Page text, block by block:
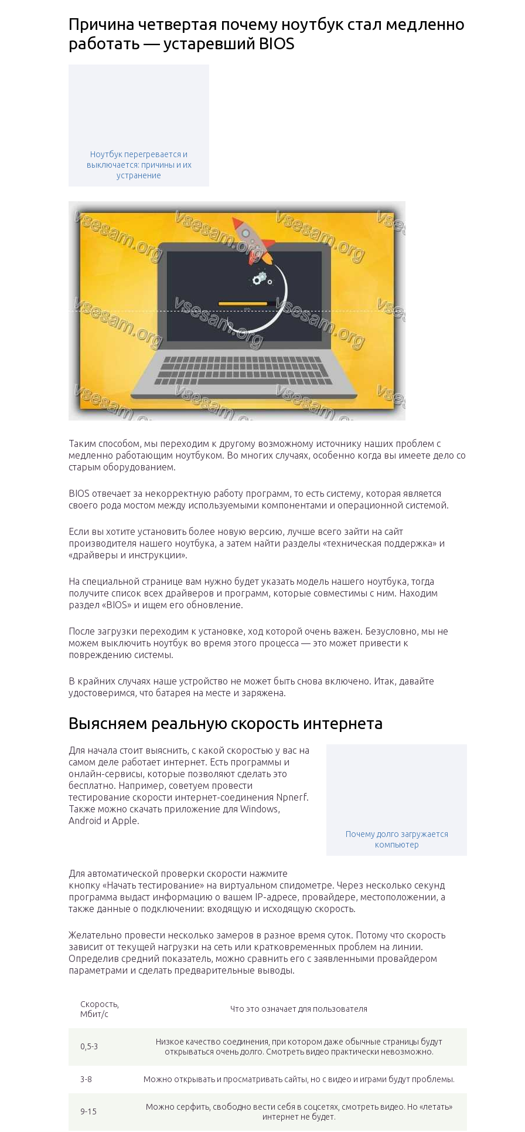
Причина четвертая почему ноутбук стал медленно
работать — устаревший BIOS
Ноутбук перегревается и
выключается: причины и их
устранение
Таким способом, мы переходим к другому возможному источнику наших проблем с
медленно работающим ноутбуком. Во многих случаях, особенно когда вы имеете дело со
старым оборудованием.
BIOS отвечает за некорректную работу программ, то есть систему, которая является
своего рода мостом между используемыми компонентами и операционной системой.
Если вы хотите установить более новую версию, лучше всего зайти на сайт
производителя нашего ноутбука, а затем найти разделы «техническая поддержка» и
«драйверы и инструкции».
На специальной странице вам нужно будет указать модель нашего ноутбука, тогда
получите список всех драйверов и программ, которые совместимы с ним. Находим
раздел «BIOS» и ищем его обновление.
После загрузки переходим к установке, ход которой очень важен. Безусловно, мы не
можем выключить ноутбук во время этого процесса — это может привести к
повреждению системы.
В крайних случаях наше устройство не может быть снова включено. Итак, давайте
удостоверимся, что батарея на месте и заряжена.
Выясняем реальную скорость интернета
Почему долго загружается
компьютер
Для начала стоит выяснить, с какой скоростью у вас на
самом деле работает интернет. Есть программы и
онлайн-сервисы, которые позволяют сделать это
бесплатно. Например, советуем провести
тестирование скорости интернет-соединения Npnerf.
Также можно скачать приложение для Windows,
Android и Apple.
Для автоматической проверки скорости нажмите
кнопку «Начать тестирование» на виртуальном спидометре. Через несколько секунд
программа выдаст информацию о вашем IP-адресе, провайдере, местоположении, а
также данные о подключении: входящую и исходящую скорость.
Желательно провести несколько замеров в разное время суток. Потому что скорость
зависит от текущей нагрузки на сеть или кратковременных проблем на линии.
Определив средний показатель, можно сравнить его с заявленными провайдером
параметрами и сделать предварительные выводы.
Скорость,
Mбит/с
Что это означает для пользователя
0,5-3
Низкое качество соединения, при котором даже обычные страницы будут
открываться очень долго. Смотреть видео практически невозможно.
3-8 Можно открывать и просматривать сайты, но с видео и играми будут проблемы.
9-15
Можно серфить, свободно вести себя в соцсетях, смотреть видео. Но «летать»
интернет не будет.